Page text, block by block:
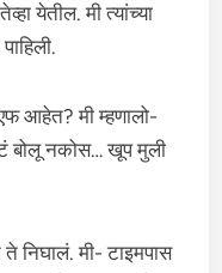
येतील. मी त्यांच्या
आहेत? मी म्हणालो-
बोलू नकोस… खूप मुली
निघालं. मी- टाइमपास